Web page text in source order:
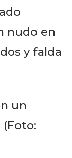
nudo en
y falda